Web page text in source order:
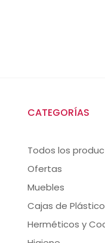
CATEGORÍAS
Todos los
Ofertas
Muebles
Cajas de Plástico
Herméticos y